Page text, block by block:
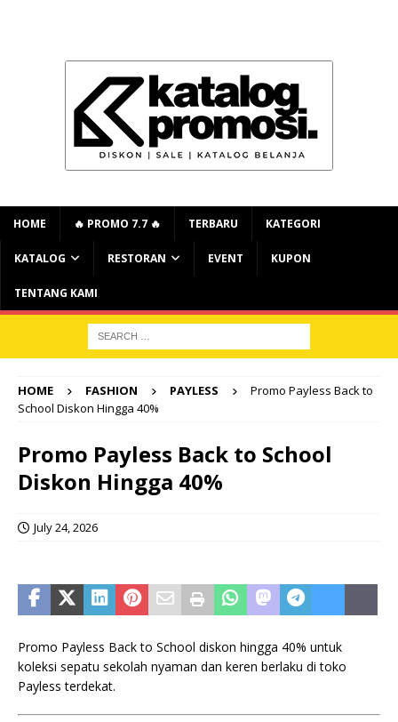
HOME 🔥 PROMO 7.7 🔥 TERBARU KATEGORI
KATALOG RESTORAN EVENT KUPON
TENTANG KAMI
HOME FASHION PAYLESS
Promo Payless Back to
School Diskon Hingga 40%
Promo Payless Back to School
Diskon Hingga 40%
July 24, 2026
Promo Payless Back to School diskon hingga 40% untuk
koleksi sepatu sekolah nyaman dan keren berlaku di toko
Payless terdekat.